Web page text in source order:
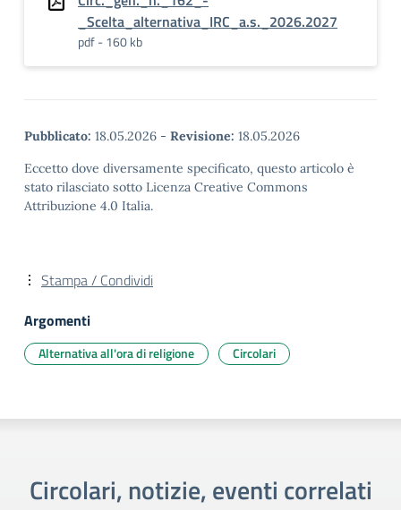
_Scelta_alternativa_IRC_a.s._2026.2027
pdf - 160 kb
Pubblicato: 18.05.2026 - Revisione: 18.05.2026
Eccetto dove diversamente specificato, questo articolo è
stato rilasciato sotto Licenza Creative Commons
Attribuzione 4.0 Italia.
Stampa / Condividi
Argomenti
Alternativa all'ora di religione Circolari
Circolari, notizie, eventi correlati